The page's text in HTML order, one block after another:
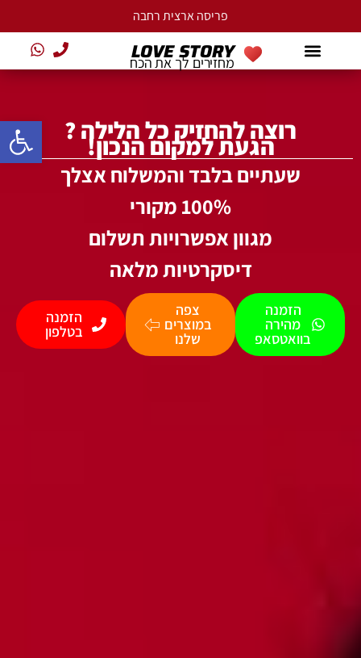
פתח
LOVE STORY
מחזירים לך את הכח
רוצה להחזיק כל הלילה ?
הגעת למקום הנכון!
שעתיים בלבד והמשלוח אצלך
100% מקורי
מגוון אפשרויות תשלום
דיסקרטיות מלאה
הזמנה
מהירה
בוואטסאפ
צפה
במוצרים
שלנו
הזמנה
בטלפון